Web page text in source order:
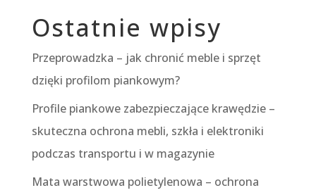
Ostatnie wpisy
Przeprowadzka – jak chronić meble i sprzęt
dzięki profilom piankowym?
Profile piankowe zabezpieczające krawędzie –
skuteczna ochrona mebli, szkła i elektroniki
podczas transportu i w magazynie
Mata warstwowa polietylenowa – ochrona